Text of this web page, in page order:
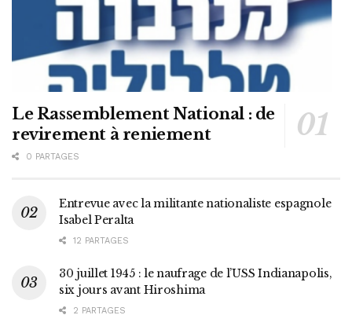
Le Rassemblement National : de
revirement à reniement
0 PARTAGES
Entrevue avec la militante nationaliste espagnole
Isabel Peralta
12 PARTAGES
30 juillet 1945 : le naufrage de l’USS Indianapolis,
six jours avant Hiroshima
2 PARTAGES